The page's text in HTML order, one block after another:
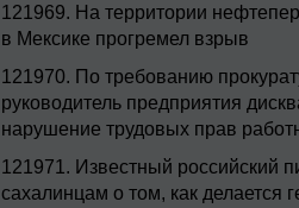
121969. На территории
в Мексике прогремел взрыв
121970. По требованию
руководитель предприятия
нарушение трудовых прав
121971. Известный российский
сахалинцам о том, как делается